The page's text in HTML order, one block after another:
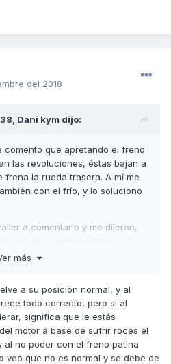
del 2018
Dani kym dijo:
comentó que apretando el freno
las revoluciones, éstas bajan a
frena la rueda trasera. A mí me
con el frío, y lo soluciono
a comentarlo y me dijeron,
regula las revoluciones a un
que en el exterior hace
Pero como te digo, apretando
normal.
este apaño.
más
a su posición normal, y al
todo correcto, pero si al
significa que le estás
motor a base de sufrir roces el
al no poder con el freno patina
veo que no es normal y se debe de